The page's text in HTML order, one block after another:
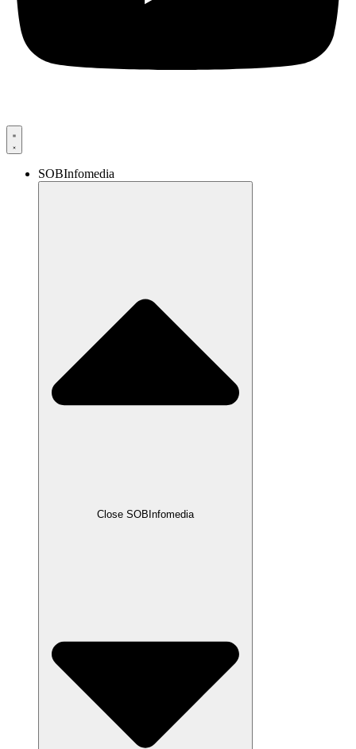
SOBInfomedia
Close SOBInfomedia